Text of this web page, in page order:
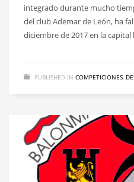
integrado durante mucho
del club Ademar de León, ha
diciembre de 2017 en la capital
PUBLISHED IN COMPETICIONES